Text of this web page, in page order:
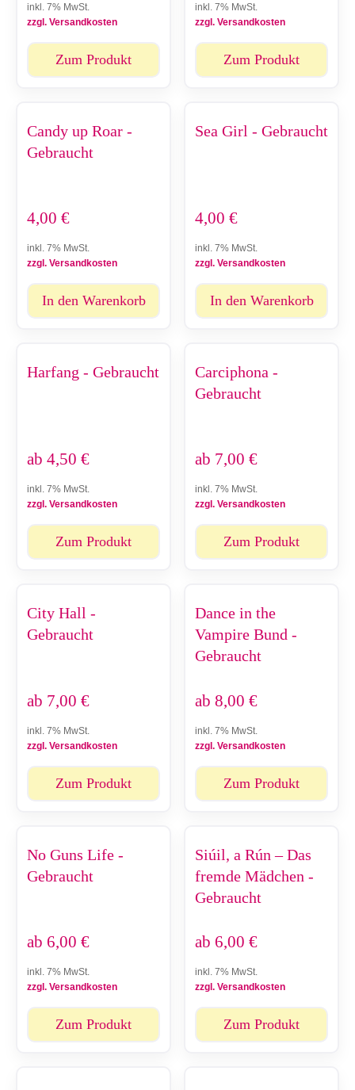
inkl. 7% MwSt.
zzgl. Versandkosten
Zum Produkt
inkl. 7% MwSt.
zzgl. Versandkosten
Zum Produkt
Candy up Roar -
Gebraucht
4,00 €
inkl. 7% MwSt.
zzgl. Versandkosten
In den Warenkorb
Sea Girl - Gebraucht
4,00 €
inkl. 7% MwSt.
zzgl. Versandkosten
In den Warenkorb
Harfang - Gebraucht
ab 4,50 €
inkl. 7% MwSt.
zzgl. Versandkosten
Zum Produkt
Carciphona -
Gebraucht
ab 7,00 €
inkl. 7% MwSt.
zzgl. Versandkosten
Zum Produkt
City Hall -
Gebraucht
ab 7,00 €
inkl. 7% MwSt.
zzgl. Versandkosten
Zum Produkt
Dance in the
Vampire Bund -
Gebraucht
ab 8,00 €
inkl. 7% MwSt.
zzgl. Versandkosten
Zum Produkt
No Guns Life -
Gebraucht
ab 6,00 €
inkl. 7% MwSt.
zzgl. Versandkosten
Zum Produkt
Siúil, a Rún – Das
fremde Mädchen -
Gebraucht
ab 6,00 €
inkl. 7% MwSt.
zzgl. Versandkosten
Zum Produkt